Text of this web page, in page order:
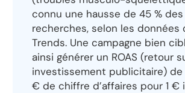
connu une hausse de 45 % des
recherches, selon les données
Trends. Une campagne bien
ainsi générer un ROAS (retour
investissement publicitaire) de
€ de chiffre d’affaires pour 1 €